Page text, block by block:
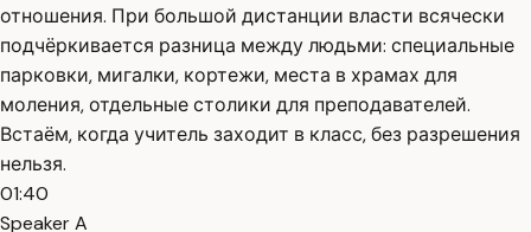
отношения. При большой дистанции власти всячески
подчёркивается разница между людьми: специальные
парковки, мигалки, кортежи, места в храмах для
моления, отдельные столики для преподавателей.
Встаём, когда учитель заходит в класс, без разрешения
нельзя.
01:40
Speaker A